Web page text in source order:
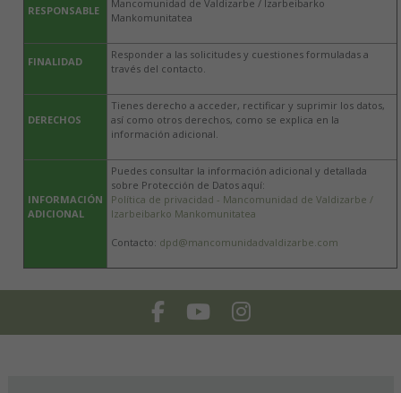
RESPONSABLE
Mancomunidad de Valdizarbe / Izarbeibarko
Mankomunitatea
FINALIDAD
Responder a las solicitudes y cuestiones formuladas a
través del contacto.
DERECHOS
Tienes derecho a acceder, rectificar y suprimir los datos,
así como otros derechos, como se explica en la
información adicional.
INFORMACIÓN
ADICIONAL
Puedes consultar la información adicional y detallada
sobre Protección de Datos aquí:
Política de privacidad - Mancomunidad de Valdizarbe /
Izarbeibarko Mankomunitatea
Contacto: dpd@mancomunidadvaldizarbe.com
FacebookYoutubeInstagram